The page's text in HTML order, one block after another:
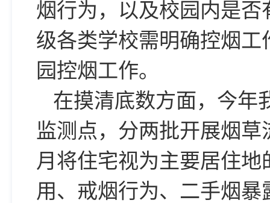
烟行为，以及校园内是
级各类学校需明确控烟
园控烟工作。
在摸清底数方面，今年
监测点，分两批开展烟
月将住宅视为主要居住
用、戒烟行为、二手烟